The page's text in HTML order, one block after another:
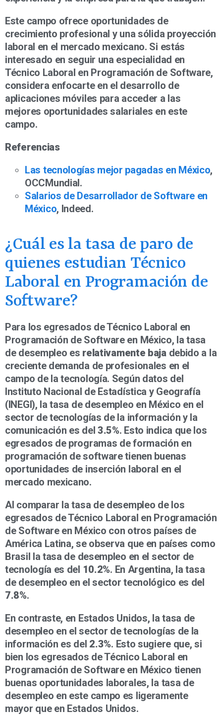
Este campo ofrece oportunidades de
crecimiento profesional y una sólida proyección
laboral en el mercado mexicano. Si estás
interesado en seguir una especialidad en
Técnico Laboral en Programación de Software,
considera enfocarte en el desarrollo de
aplicaciones móviles para acceder a las
mejores oportunidades salariales en este
campo.
Referencias
Las tecnologías mejor pagadas en México,
OCCMundial.
Salarios de Desarrollador de Software en
México, Indeed.
¿Cuál es la tasa de paro de
quienes estudian Técnico
Laboral en Programación de
Software?
Para los egresados de Técnico Laboral en
Programación de Software en México, la tasa
de desempleo es relativamente baja debido a la
creciente demanda de profesionales en el
campo de la tecnología. Según datos del
Instituto Nacional de Estadística y Geografía
(INEGI), la tasa de desempleo en México en el
sector de tecnologías de la información y la
comunicación es del 3.5%. Esto indica que los
egresados de programas de formación en
programación de software tienen buenas
oportunidades de inserción laboral en el
mercado mexicano.
Al comparar la tasa de desempleo de los
egresados de Técnico Laboral en Programación
de Software en México con otros países de
América Latina, se observa que en países como
Brasil la tasa de desempleo en el sector de
tecnología es del 10.2%. En Argentina, la tasa
de desempleo en el sector tecnológico es del
7.8%.
En contraste, en Estados Unidos, la tasa de
desempleo en el sector de tecnologías de la
información es del 2.3%. Esto sugiere que, si
bien los egresados de Técnico Laboral en
Programación de Software en México tienen
buenas oportunidades laborales, la tasa de
desempleo en este campo es ligeramente
mayor que en Estados Unidos.